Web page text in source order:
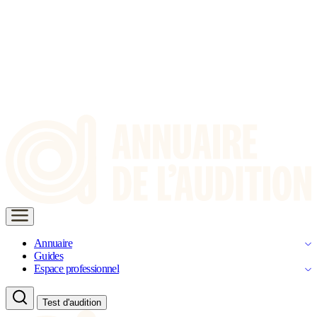
Annuaire
Guides
Espace professionnel
Test d'audition